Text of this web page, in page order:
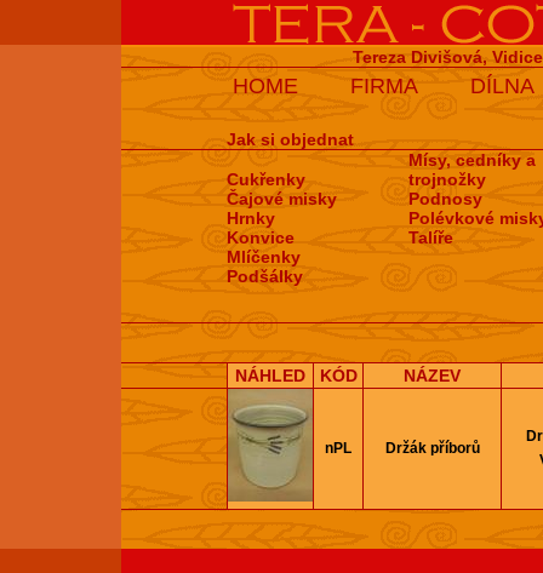
Tereza Divišová,
HOME FIRMA DÍLNA
Jak si objednat
Cukřenky
Čajové misky
Hrnky
Konvice
Mlíčenky
Podšálky
Mísy, cedníky a
trojnožky
Podnosy
Polévkové
Talíře
NÁHLED KÓD NÁZEV
nPL Držák příborů